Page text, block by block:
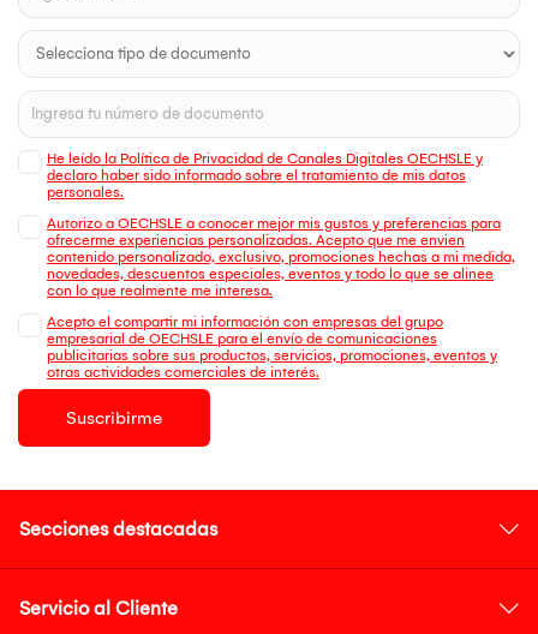
He leído la Política de Privacidad de Canales Digitales OECHSLE y
declaro haber sido informado sobre el tratamiento de mis datos
personales.
Autorizo a OECHSLE a conocer mejor mis gustos y preferencias para
ofrecerme experiencias personalizadas. Acepto que me envien
contenido personalizado, exclusivo, promociones hechas a mi medida,
novedades, descuentos especiales, eventos y todo lo que se alinee
con lo que realmente me interesa.
Acepto el compartir mi información con empresas del grupo
empresarial de OECHSLE para el envío de comunicaciones
publicitarias sobre sus productos, servicios, promociones, eventos y
otras actividades comerciales de interés.
Suscribirme
Secciones destacadas
Servicio al Cliente